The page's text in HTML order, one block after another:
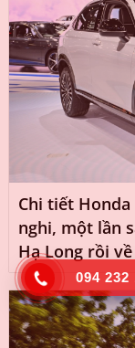
Chi tiết
nghi, một lần
Hạ Long rồi
094 232